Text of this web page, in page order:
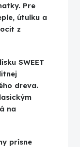
Pre
útulku a
z
SWEET
dreva.
na
prísne